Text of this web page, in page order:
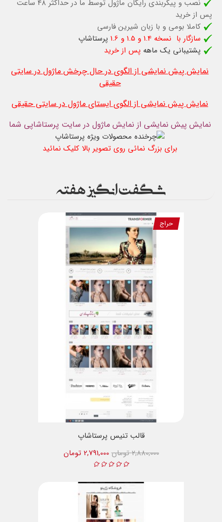
نصب و پیکربندی رایگان ماژول توسط ما در حداکثر 48 ساعت
پس از خرید
کاملا بومی و با زبان شیرین فارسی
سازگار با نسخه 1.4 و 1.5 و 1.6
پرستاشاپ
پشتیبانی یک ماهه پس از خرید
نمایش پیش نمایشی از الگوی در حال چرخش ماژول در سایتی
حقیقی
نمایش پیش نمایشی از الگوی ایستای ماژول در سایتی حقیقی
نمایش پیش نمایشی از نمایش ماژول در سایت پرستاشاپی شما
برای بزرگ نمائی روی تصویر بالا کلیک نمائید
شگفت انگیز هفته
حراج
قالب تنیس پرستاشاپ
2,791,000 تومان
2,880,000 تومان